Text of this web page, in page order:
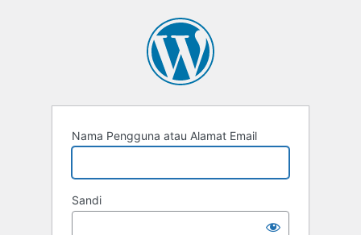
Nama Pengguna atau Alamat Email
Sandi